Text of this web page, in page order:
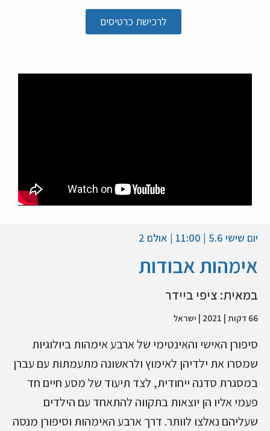
לרכישת כרטיסים
יום שישי 5.6 | 11:00 | אולם 2
אימהות אבודות
במאית: ציפי ביידר
66 דקות | 2021 | ישראל
סיפורן האישי והאינטימי של ארבע אימהות ביולוגיות
שמסרו את ילדיהן לאימוץ ולראשונה מתעמתות עם עברן
במסגרת סדנה ייחודית, לצד תיעוד של מסע חיים חד
פעמי אליו הן יוצאות בתקווה להתאחד עם הילדים
שעליהם נאלצו לוותר. דרך ארבע האימהות וסיפורן מנסה